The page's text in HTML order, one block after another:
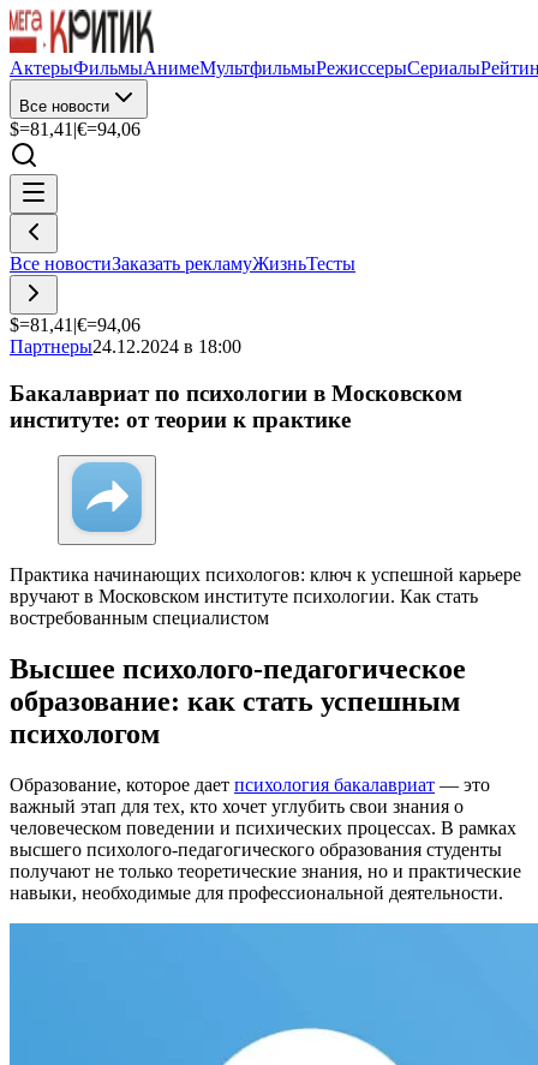
АктерыФильмыАнимеМультфильмыРежиссерыСериалы
Все новости
$=81,41 |€=94,06
Все новостиЗаказать рекламуЖизньТесты
$=81,41 |€=94,06
Партнеры24.12.2024 в 18:00
Бакалавриат по психологии в Московском
институте: от теории к практике
Практика начинающих психологов: ключ к успешной карьере
вручают в Московском институте психологии. Как стать
востребованным специалистом
Высшее психолого-педагогическое
образование: как стать успешным
психологом
Образование, которое дает психология бакалавриат — это
важный этап для тех, кто хочет углубить свои знания о
человеческом поведении и психических процессах. В рамках
высшего психолого-педагогического образования студенты
получают не только теоретические знания, но и практические
навыки, необходимые для профессиональной деятельности.